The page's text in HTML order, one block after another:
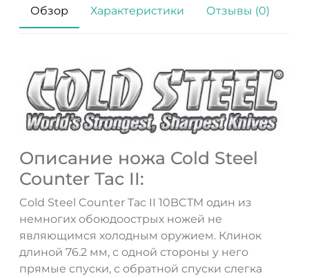
Обзор Характеристики Отзывы (0)
Описание ножа Cold Steel
Counter Tac II:
Cold Steel Counter Tac II 10BCTM один из
немногих обоюдоострых ножей не
являющимся холодным оружием. Клинок
длиной 76.2 мм, с одной стороны у него
прямые спуски, с обратной спуски слегка
ДА НЕТ